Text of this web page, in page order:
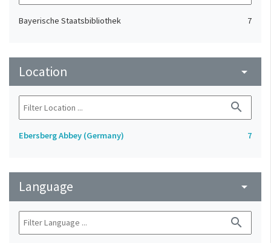
Bayerische Staatsbibliothek 7
Location arrow_drop_down
search
Ebersberg Abbey (Germany) 7
Language arrow_drop_down
search